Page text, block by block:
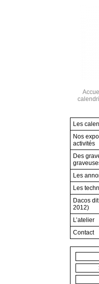
Les
Nos
activités
Des
Les
Les
Dacos
2012)
L’atelier
Contact